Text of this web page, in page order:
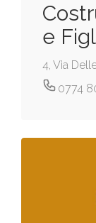
e
4, Via
0774